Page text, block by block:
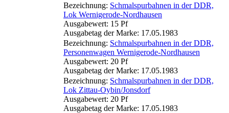
Bezeichnung: Schmalspurbahnen in der DDR,
Lok Wernigerode-Nordhausen
Ausgabewert: 15 Pf
Ausgabetag der Marke: 17.05.1983
Bezeichnung: Schmalspurbahnen in der DDR,
Personenwagen Wernigerode-Nordhausen
Ausgabewert: 20 Pf
Ausgabetag der Marke: 17.05.1983
Bezeichnung: Schmalspurbahnen in der DDR,
Lok Zittau-Oybin/Jonsdorf
Ausgabewert: 20 Pf
Ausgabetag der Marke: 17.05.1983